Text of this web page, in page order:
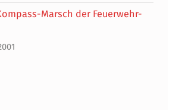
Marsch der Feuerwehr-